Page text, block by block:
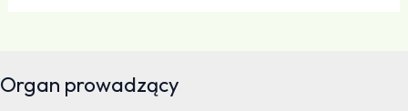
Organ prowadzący